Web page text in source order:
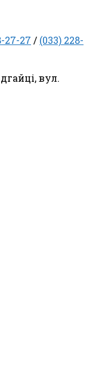
27-27 / (033) 228-
вул.